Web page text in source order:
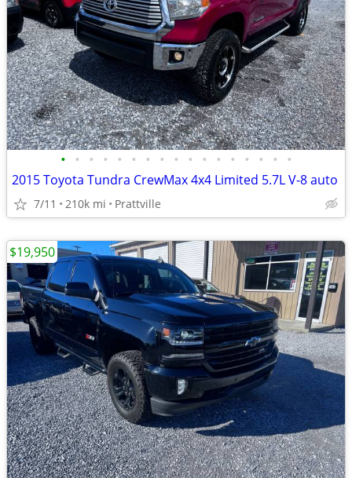
• • • • • • • • • • • • • • • • •
2015 Toyota Tundra CrewMax 4x4 Limited 5.7L V-8 auto
7/11 210k mi Prattville
$19,950